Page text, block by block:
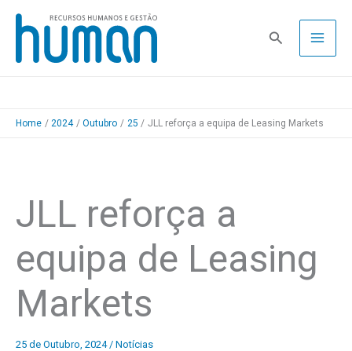
Skip
content
Pesquisa
Home 2024 Outubro 25 JLL reforça a equipa de Leasing Markets
JLL reforça a
equipa de Leasing
Markets
25 de Outubro, 2024 / Notícias